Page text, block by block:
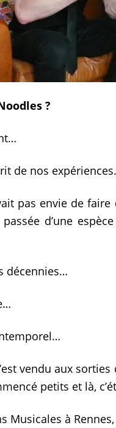
?
de nos
pas envie de
d’une
décennies…
vendu aux
petits et là,
Musicales à